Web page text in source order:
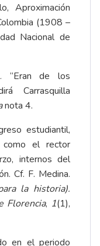
Aproximación
(1908 –
Nacional de
“Eran de los
Carrasquilla
nota 4.
estudiantil,
como el rector
internos del
Cf. F. Medina.
la historia).
Florencia, 1(1),
en el periodo